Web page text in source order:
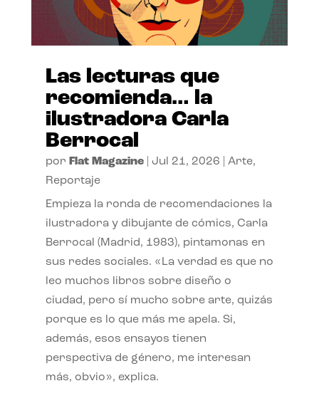
Las lecturas que
recomienda… la
ilustradora Carla
Berrocal
por Flat Magazine| Jul 21, 2026 Arte,
Reportaje
Empieza la ronda de recomendaciones la
ilustradora y dibujante de cómics, Carla
Berrocal (Madrid, 1983), pintamonas en
sus redes sociales. «La verdad es que no
leo muchos libros sobre diseño o
ciudad, pero sí mucho sobre arte, quizás
porque es lo que más me apela. Si,
además, esos ensayos tienen
perspectiva de género, me interesan
más, obvio», explica.